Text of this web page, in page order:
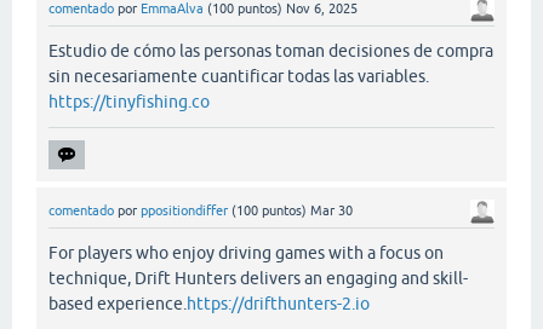
comentado por EmmaAlva (100 puntos) Nov 6, 2025
Estudio de cómo las personas toman decisiones de compra
sin necesariamente cuantificar todas las variables.
https://tinyfishing.co
comentado por ppositiondiffer (100 puntos) Mar 30
For players who enjoy driving games with a focus on
technique, Drift Hunters delivers an engaging and skill-
based experience.https://drifthunters-2.io